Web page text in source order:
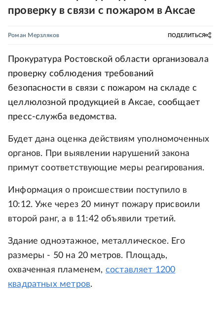
проверку в связи с пожаром в Аксае
Роман Мерзляков ПОДЕЛИТЬСЯ
Прокуратура Ростовской области организовала
проверку соблюдения требований
безопасности в связи с пожаром на складе с
целлюлозной продукцией в Аксае, сообщает
пресс-служба ведомства.
Будет дана оценка действиям уполномоченных
органов. При выявлении нарушений закона
примут соответствующие меры реагирования.
Информация о происшествии поступило в
10:12. Уже через 20 минут пожару присвоили
второй ранг, а в 11:42 объявили третий.
Здание одноэтажное, металлическое. Его
размеры - 50 на 20 метров. Площадь,
охваченная пламенем, составляет 1200
квадратных метров.